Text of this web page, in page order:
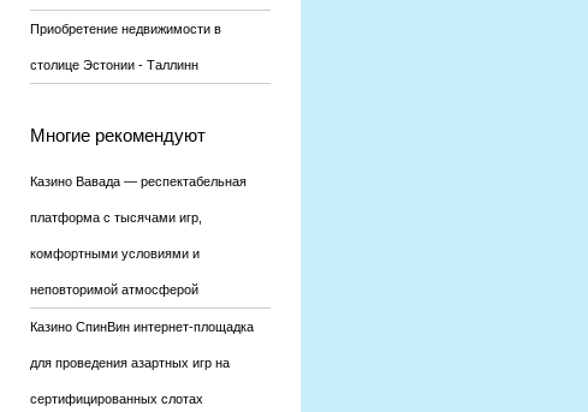
Приобретение недвижимости в
столице Эстонии - Таллинн
Многие рекомендуют
Казино Вавада — респектабельная
платформа с тысячами игр,
комфортными условиями и
неповторимой атмосферой
Казино СпинВин интернет-площадка
для проведения азартных игр на
сертифицированных слотах